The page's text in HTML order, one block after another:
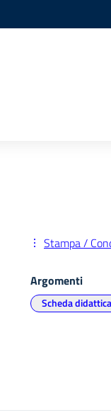
Stampa /
Argomenti
Scheda didattica